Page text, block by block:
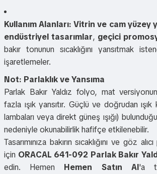
Kullanım Alanları: Vitrin ve cam yüzey
endüstriyel tasarımlar, geçici
bakır tonunun sıcaklığını yansıtmak
işaretlemeler.
Not: Parlaklık ve Yansıma
Parlak Bakır Yaldız folyo, mat
fazla ışık yansıtır. Güçlü ve doğrudan ışık
lambaları veya direkt güneş ışığı)
nedeniyle okunabilirlik hafifçe etkilenebilir.
Tasarımınıza bakırın sıcaklığını ve göz
için ORACAL 641-092 Parlak Bakır
edin. Hemen Hemen Satın Al'a